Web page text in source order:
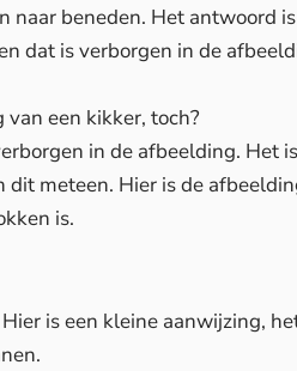
naar beneden. Het antwoord
dat is verborgen in de
een kikker, toch?
in de afbeelding. Het
dit meteen. Hier is de
is.
is een kleine aanwijzing,